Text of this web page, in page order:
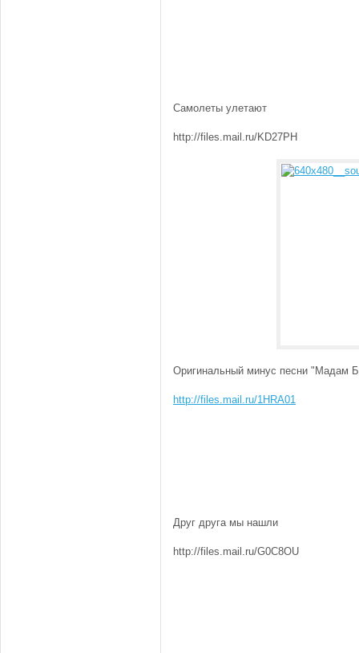
Самолеты улетают
http://files.mail.ru/KD27PH
Оригинальный минус песни "Мадам
http://files.mail.ru/1HRA01
Друг друга мы нашли
http://files.mail.ru/G0C8OU